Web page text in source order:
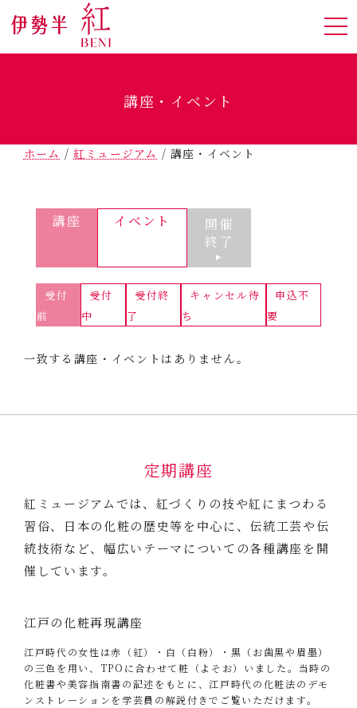
講座・イベント
ホーム /紅ミュージアム /講座・イベント
講座 イベント
開催
終了
受付
前
受付
中
受付終
了
キャンセル待
ち
申込不
要
一致する講座・イベントはありません。
定期講座
紅ミュージアムでは、紅づくりの技や紅にまつわる
習俗、 日本の化粧の歴史等を中心に、伝統工芸や伝
統技術など、 幅広いテーマについての各種講座を開
催しています。
江戸の化粧再現講座
江戸時代の女性は赤（紅）・白（白粉）・黒（お歯黒や眉墨）
の三色を用い、TPOに合わせて粧（よそお）いました。当時の
化粧書や美容指南書の記述をもとに、江戸時代の化粧法のデモ
ンストレーションを学芸員の解説付きでご覧いただけます。